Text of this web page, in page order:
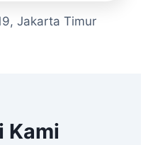
Jakarta Timur
Kami